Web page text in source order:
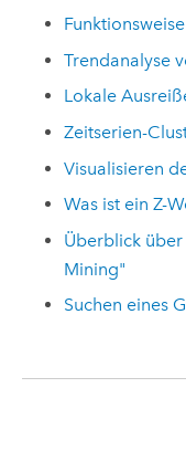
Trendanalyse
Lokale
Zeitserien-
Visualisieren
Was ist ein Z-
Überblick über
Mining"
Suchen eines